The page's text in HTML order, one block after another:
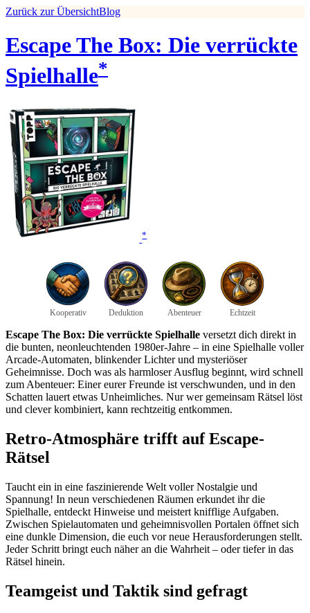
Zurück zur ÜbersichtBlog
Escape The Box: Die verrückte
Spielhalle*
*
Kooperativ Deduktion Abenteuer Echtzeit
Escape The Box: Die verrückte Spielhalle versetzt dich direkt in
die bunten, neonleuchtenden 1980er-Jahre – in eine Spielhalle voller
Arcade-Automaten, blinkender Lichter und mysteriöser
Geheimnisse. Doch was als harmloser Ausflug beginnt, wird schnell
zum Abenteuer: Einer eurer Freunde ist verschwunden, und in den
Schatten lauert etwas Unheimliches. Nur wer gemeinsam Rätsel löst
und clever kombiniert, kann rechtzeitig entkommen.
Retro-Atmosphäre trifft auf Escape-
Rätsel
Taucht ein in eine faszinierende Welt voller Nostalgie und
Spannung! In neun verschiedenen Räumen erkundet ihr die
Spielhalle, entdeckt Hinweise und meistert knifflige Aufgaben.
Zwischen Spielautomaten und geheimnisvollen Portalen öffnet sich
eine dunkle Dimension, die euch vor neue Herausforderungen stellt.
Jeder Schritt bringt euch näher an die Wahrheit – oder tiefer in das
Rätsel hinein.
Teamgeist und Taktik sind gefragt